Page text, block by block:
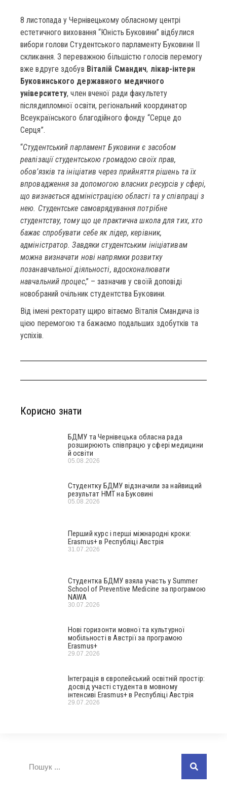
8 листопада у Чернівецькому обласному центрі
естетичного виховання “Юність Буковини” відбулися
вибори голови Студентського парламенту Буковини ІІ
скликання. З переважною більшістю голосів перемогу
вже вдруге здобув Віталій Смандич, лікар-інтерн
Буковинського державного медичного
університету, член вченої ради факультету
післядипломної освіти, регіональний координатор
Всеукраїнського благодійного фонду “Серце до
Серця”.
“Студентський парламент Буковини є засобом
реалізації студентською громадою своїх прав,
обов’язків та ініціатив через прийняття рішень та їх
впровадження за допомогою власних ресурсів у сфері,
що визнається адміністрацією області та у співпраці з
нею. Студентське самоврядування потрібне
студентству, тому що це практична школа для тих, хто
бажає спробувати себе як лідер, керівник,
адміністратор. Завдяки студентським ініціативам
можна визначати нові напрямки розвитку
позанавчальної діяльності, вдосконалювати
навчальний процес,” – зазначив у своїй доповіді
новобраний очільник студентства Буковини.
Від імені ректорату щиро вітаємо Віталія Смандича із
цією перемогою та бажаємо подальших здобутків та
успіхів.
Корисно знати
БДМУ та Чернівецька обласна рада
розширюють співпрацю у сфері медицини
й освіти
05.08.2026
Студентку БДМУ відзначили за найвищий
результат НМТ на Буковині
05.08.2026
Перший курс і перші міжнародні кроки:
Erasmus+ в Республіці Австрія
31.07.2026
Студентка БДМУ взяла участь у Summer
School of Preventive Medicine за програмою
NAWA
30.07.2026
Нові горизонти мовної та культурної
мобільності в Австрії за програмою
Erasmus+
29.07.2026
Інтеграція в європейський освітній простір:
досвід участі студента в мовному
інтенсиві Erasmus+ в Республіці Австрія
29.07.2026